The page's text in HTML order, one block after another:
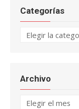
Categorías
Categorías
Archivo
Archivo